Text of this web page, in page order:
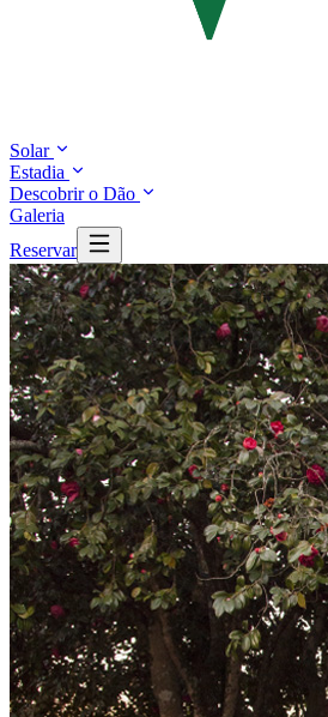
Solar
Estadia
Descobrir o Dão
Galeria
Reservar